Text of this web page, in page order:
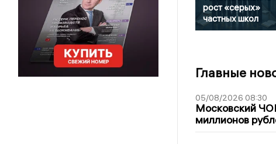
рост «серых»
частных школ
Главные
05/08/2026 08:30
Московский
миллионов